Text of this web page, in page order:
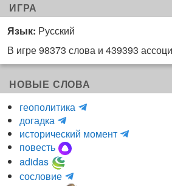
ИГРА
Язык: Русский
В игре 98373 слова и 439393
НОВЫЕ СЛОВА
геополитика
H
d
догадка
m
a
r
r
r
исторический момент
и
повесть
adidas
сословие
m